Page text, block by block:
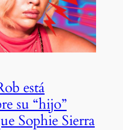
está
su “hijo”
Sophie Sierra